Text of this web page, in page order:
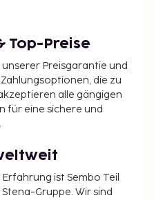
Top-Preise
Preisgarantie und
die zu
alle gängigen
für eine sichere und
ist Sembo Teil
Gruppe. Wir sind